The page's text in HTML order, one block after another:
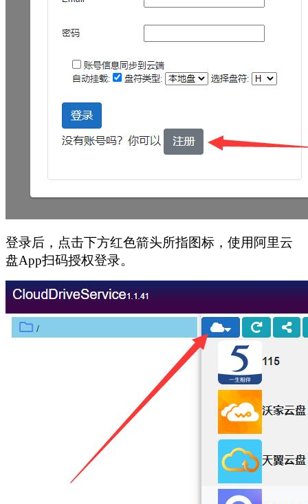
登录后，点击下方红色箭头所指图标，使用阿里云
盘App扫码授权登录。